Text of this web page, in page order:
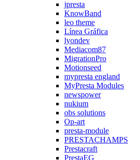
jpresta
KnowBand
leo theme
Línea Gráfica
lyondev
Mediacom87
MigrationPro
Motionseed
mypresta england
MyPresta Modules
newspower
nukium
obs solutions
Op-art
presta-module
PRESTACHAMPS
Prestacraft
PrestaEG